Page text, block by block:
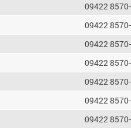
09422
09422
09422
09422
09422
09422
09422